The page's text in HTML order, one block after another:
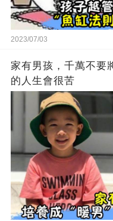
2023/07/03
家有男孩，千萬不要
的人生會很苦